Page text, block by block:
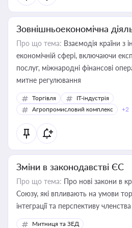
Зовнішньоекономічна
Про що тема: Взаємодія країни
економічній сфері, включаючи
послуг, міжнародні фінансові
митне регулювання
Торгівля
IT-індустрія
Агропромисловий комплекс
+2
Зміни в законодавстві ЄС
Про що тема: Про нові закони в
Союзу, які впливають на умови торгівлі, трудової міграції,
інтеграції та перспективу
Митниця та ЗЕД